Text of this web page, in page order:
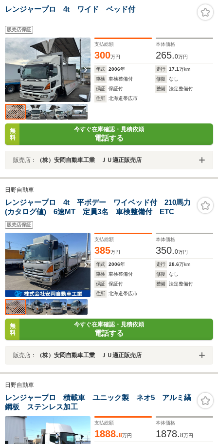
レンジャープロ 4t ワイド ベッド付
販売店保証
支払総額
300万円
本体価格
265.0万円
年式 2006年 走行 17.1万km
車検
車検整備付 修復
なし
保証
保証付 整備
法定整備付
住所
北海道帯広市
無
料
今すぐ在庫確認・見積依頼
電話する
販売店： （株）安岡自動車工業 ＪＵ適正販売店
日野自動車
レンジャープロ 4t 平ボデー ワイベッド付 210馬力
(カタログ値) 6速MT 定員3名 車検整備付 ETC
販売店保証
支払総額
385万円
本体価格
350.0万円
年式 2006年 走行 28.6万km
車検
車検整備付 修復
なし
保証
保証付 整備
法定整備付
住所
北海道帯広市
無
料
今すぐ在庫確認・見積依頼
電話する
販売店： （株）安岡自動車工業 ＪＵ適正販売店
日野自動車
レンジャープロ 積載車 ユニック製 ネオ5 アルミ縞
鋼板 ステンレス加工
支払総額
1888.8万円
本体価格
1878.8万円